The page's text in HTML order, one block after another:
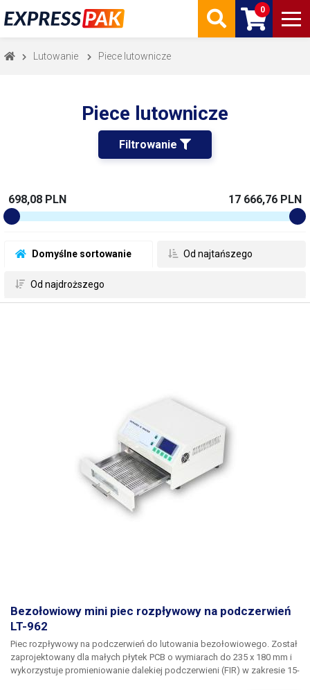
0
Lutowanie Piece lutownicze
Piece lutownicze
Filtrowanie
Domyślne sortowanie Od najtańszego
Od najdroższego
698,08 PLN 17 666,76 PLN
Bezołowiowy mini piec rozpływowy na podczerwień
LT-962
Piec rozpływowy na podczerwień do lutowania bezołowiowego. Został
zaprojektowany dla małych płytek PCB o wymiarach do 235 x 180 mm i
wykorzystuje promieniowanie dalekiej podczerwieni (FIR) w zakresie 15-